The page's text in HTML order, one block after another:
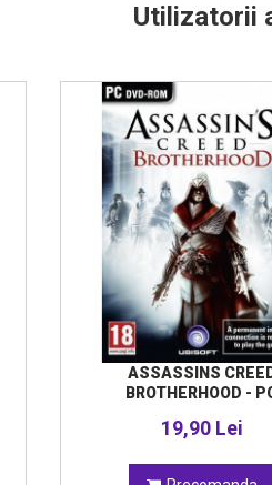
Utilizatorii
ASSASSINS
BROTHERHOOD -
19,90 Lei